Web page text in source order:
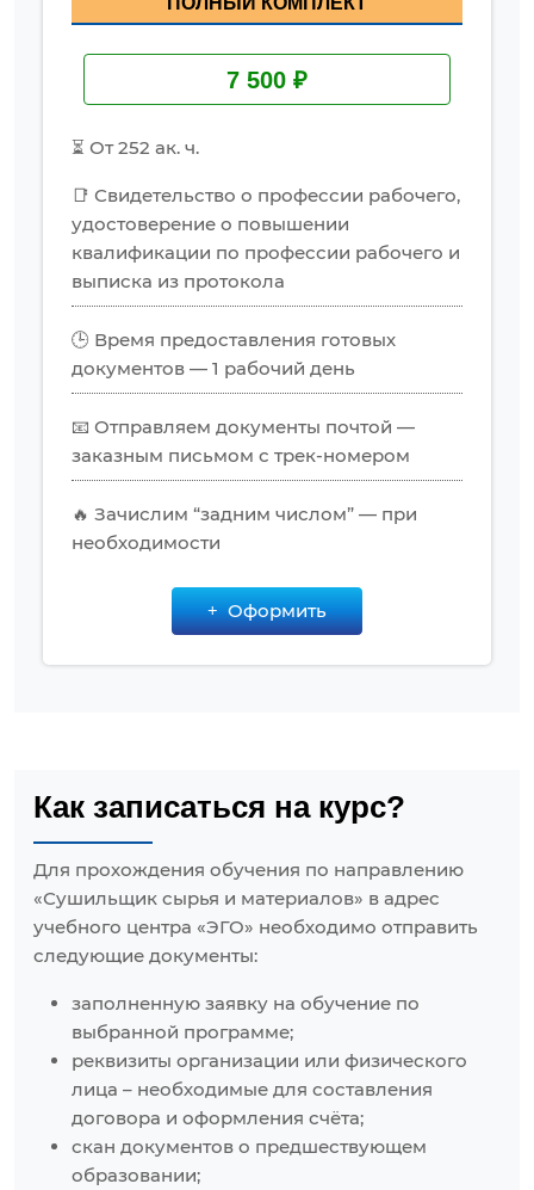
7 500 ₽
⏳ От 252 ак. ч.
📑 Свидетельство о профессии рабочего,
удостоверение о повышении
квалификации по профессии рабочего и
выписка из протокола
🕒 Время предоставления готовых
документов — 1 рабочий день
📧 Отправляем документы почтой —
заказным письмом с трек-номером
🔥 Зачислим “задним числом” — при
необходимости
Оформить
Как записаться на курс?
Для прохождения обучения по направлению
«Сушильщик сырья и материалов» в адрес
учебного центра «ЭГО» необходимо отправить
следующие документы:
заполненную заявку на обучение по
выбранной программе;
реквизиты организации или физического
лица – необходимые для составления
договора и оформления счёта;
скан документов о предшествующем
образовании;